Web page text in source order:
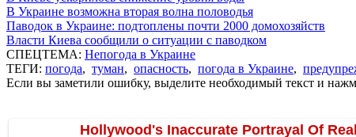
В Украине возможна вторая волна половодья
Паводок в Украине: подтоплены почти 2000 домохозяйств
Власти Киева сообщили о ситуации с паводком
СПЕЦТЕМА: Непогода в Украине
ТЕГИ: погода, туман, опасность, погода в Украине,
Если вы заметили ошибку, выделите необходимый текст и